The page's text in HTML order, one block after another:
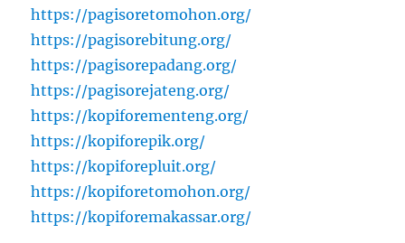
https://pagisoretomohon.org/
https://pagisorebitung.org/
https://pagisorepadang.org/
https://pagisorejateng.org/
https://kopiforementeng.org/
https://kopiforepik.org/
https://kopiforepluit.org/
https://kopiforetomohon.org/
https://kopiforemakassar.org/